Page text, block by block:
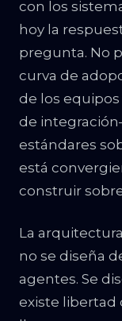
con los
hoy la
pregunta. No
curva de
de los
de
estándares
está
construir
La
no se diseña
agentes. Se
existe libertad